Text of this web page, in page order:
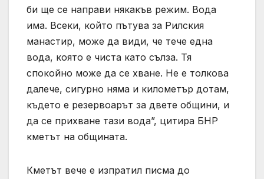
би ще се направи някакъв режим. Вода
има. Всеки, който пътува за Рилския
манастир, може да види, че тече една
вода, която е чиста като сълза. Тя
спокойно може да се хване. Не е толкова
далече, сигурно няма и километър дотам,
където е резервоарът за двете общини, и
да се прихване тази вода”, цитира БНР
кметът на общината.
Кметът вече е изпратил писма до